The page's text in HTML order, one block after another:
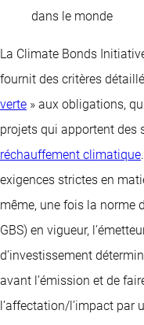
dans le monde
La Climate Bonds
fournit des critères
verte » aux obligations,
projets qui apportent des
réchauffement climatique
exigences strictes en
même, une fois la norme
GBS) en vigueur,
d’investissement
avant l’émission et de
l’affectation/l’impact par